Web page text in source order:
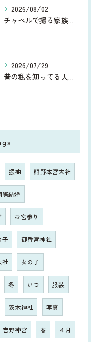
2026/08/02
チャペルで撮る家族と一緒のフォトウエディング
2026/07/29
昔の私を知ってる人からしたら、今、お宮参りや七五三、ウエディ...
振袖 熊野本宮大社
際結婚
お宮参り
子 御香宮神社
社 女の子
冬 いつ 服装
茨木神社 写真
吉野神宮 春 ４月